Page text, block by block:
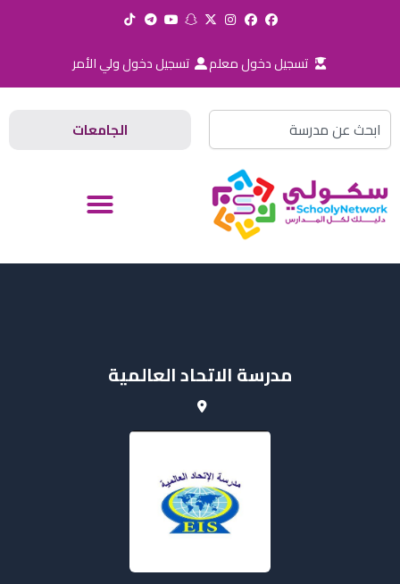
تسجيل دخول معلم تسجيل دخول ولي الأمر
الجامعات Search
مدرسة الاتحاد العالمية